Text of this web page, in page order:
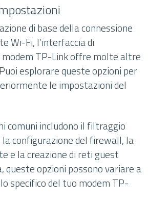
di base della connessione
Wi-Fi, l’interfaccia di
modem TP-Link offre molte altre
esplorare queste opzioni per
le impostazioni del
comuni includono il filtraggio
la configurazione del firewall, la
e la creazione di reti guest
queste opzioni possono variare a
specifico del tuo modem TP-